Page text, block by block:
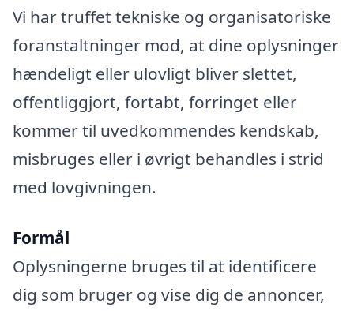
Vi har truffet tekniske og organisatoriske
foranstaltninger mod, at dine oplysninger
hændeligt eller ulovligt bliver slettet,
offentliggjort, fortabt, forringet eller
kommer til uvedkommendes kendskab,
misbruges eller i øvrigt behandles i strid
med lovgivningen.
Formål
Oplysningerne bruges til at identificere
dig som bruger og vise dig de annoncer,